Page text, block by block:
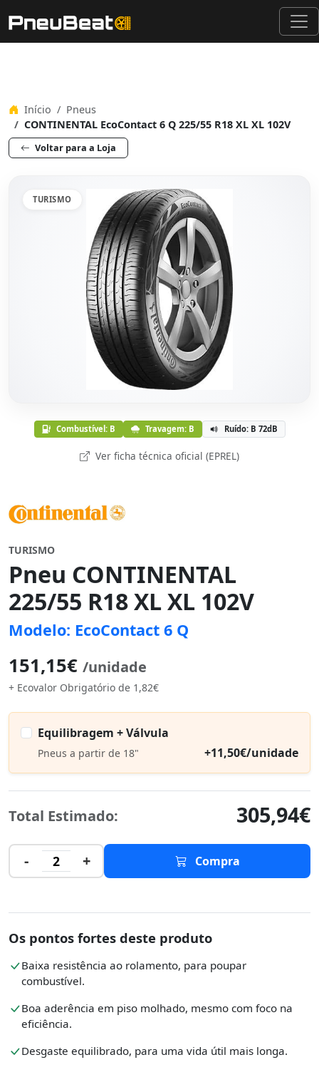
Início
Pneus
CONTINENTAL EcoContact 6 Q 225/55 R18 XL XL 102V
Voltar para a Loja
TURISMO
Combustível: B Travagem: B Ruído: B 72dB
Ver ficha técnica oficial (EPREL)
TURISMO
Pneu CONTINENTAL
225/55 R18 XL XL 102V
Modelo: EcoContact 6 Q
151,15€ /unidade
+ Ecovalor Obrigatório de 1,82€
Equilibragem + Válvula
Pneus a partir de 18" +11,50€/unidade
Total Estimado: 305,94€
- 2 + Compra
Os pontos fortes deste produto
Baixa resistência ao rolamento, para poupar
combustível.
Boa aderência em piso molhado, mesmo com foco na
eficiência.
Desgaste equilibrado, para uma vida útil mais longa.